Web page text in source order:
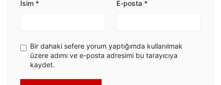
İsim * E-posta *
Bir dahaki sefere yorum yaptığımda kullanılmak
üzere adımı ve e-posta adresimi bu tarayıcıya
kaydet.